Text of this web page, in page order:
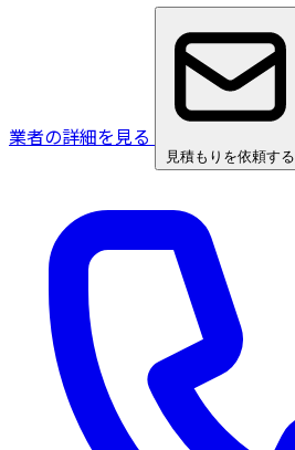
業者の詳細を見る
見積もりを依頼する